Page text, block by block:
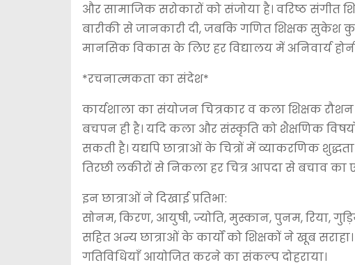
और सामाजिक सरोकारों को संजोया है। वरिष्ठ संगीत
बारीकी से जानकारी दी, जबकि गणित शिक्षक सुकेश
मानसिक विकास के लिए हर विद्यालय में अनिवार्य
*रचनात्मकता का संदेश*
कार्यशाला का संयोजन चित्रकार व कला शिक्षक रौशन
बचपन ही है। यदि कला और संस्कृति को शैक्षणिक
सकती है। यद्यपि छात्राओं के चित्रों में व्याकरणिक
तिरछी लकीरों से निकला हर चित्र आपदा से बचाव का
इन छात्राओं ने दिखाई प्रतिभा:
सोनम, किरण, आयुषी, ज्योति, मुस्कान, पुनम, रिया,
सहित अन्य छात्राओं के कार्यों को शिक्षकों ने खूब
गतिविधियाँ आयोजित करने का संकल्प दोहराया।